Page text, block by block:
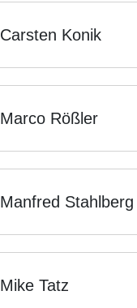
Carsten Konik
Marco Rößler
Manfred Stahlberg
Mike Tatz